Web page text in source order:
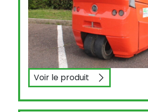
Voir le produit
BT C3E150